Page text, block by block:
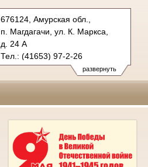
развернуть
676124, Амурская обл.,
п. Магдагачи, ул. К. Маркса,
д. 24 А
Тел.: (41653) 97-2-26
magdagachinskiy.amr@sudrf.ru